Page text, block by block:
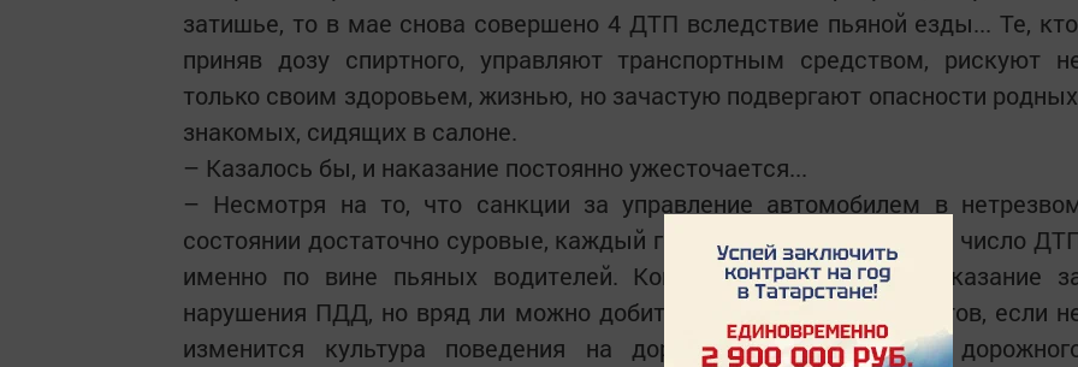
затишье, то в мае снова совершено 4 ДТП вследствие пьяной езды... Те,
приняв дозу спиртного, управляют транспортным средством, рискуют
только своим здоровьем, жизнью, но зачастую подвергают опасности
знакомых, сидящих в салоне.
– Казалось бы, и наказание постоянно ужесточается...
– Несмотря на то, что санкции за управление автомобилем в
состоянии достаточно суровые, каждый год совершается большое число
именно по вине пьяных водителей. Конечно, ужесточается наказание
нарушения ПДД, но вряд ли можно добиться желаемых результатов, если
изменится культура поведения на дорогах всех участников